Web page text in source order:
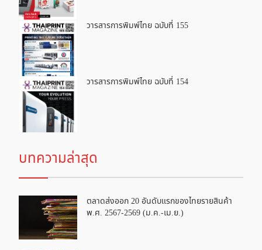
วารสารการพิมพ์ไทย ฉบับที่ 155
วารสารการพิมพ์ไทย ฉบับที่ 154
บทความล่าสุด
ตลาดส่งออก 20 อันดับแรกของไทยรายสินค้า
พ.ศ. 2567-2569 (ม.ค.-เม.ย.)